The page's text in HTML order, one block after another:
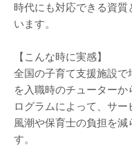
時代にも対応できる資
います。
【こんな時に実感】
全国の子育て支援施設
を入職時のチューター
ログラムによって、サ
風潮や保育士の負担を
す。